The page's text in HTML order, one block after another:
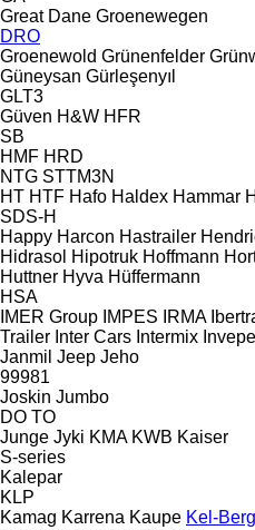
Great Dane Groenewegen
DRO
Groenewold Grünenfelder
Güneysan Gürleşenyıl
GLT3
Güven H&W HFR
SB
HMF HRD
NTG STTM3N
HT HTF Hafo Haldex Hammar
SDS-H
Happy Harcon Hastrailer
Hidrasol Hipotruk Hoffmann
Huttner Hyva Hüffermann
HSA
IMER Group IMPES IRMA
Trailer Inter Cars Intermix Invepe
Janmil Jeep Jeho
99981
Joskin Jumbo
DO TO
Junge Jyki KMA KWB Kaiser
S-series
Kalepar
KLP
Kamag Karrena Kaupe Kel-Berg